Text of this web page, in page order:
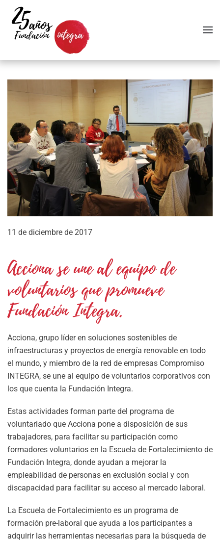
Skip to main content
11 de diciembre de 2017
Acciona se une al equipo de
voluntarios que promueve
Fundación Integra.
Acciona, grupo líder en soluciones sostenibles de
infraestructuras y proyectos de energía renovable en todo
el mundo, y miembro de la red de empresas Compromiso
INTEGRA, se une al equipo de voluntarios corporativos con
los que cuenta la Fundación Integra.
Estas actividades forman parte del programa de
voluntariado que Acciona pone a disposición de sus
trabajadores, para facilitar su participación como
formadores voluntarios en la Escuela de Fortalecimiento de
Fundación Integra, donde ayudan a mejorar la
empleabilidad de personas en exclusión social y con
discapacidad para facilitar su acceso al mercado laboral.
La Escuela de Fortalecimiento es un programa de
formación pre-laboral que ayuda a los participantes a
adquirir las herramientas necesarias para la búsqueda de